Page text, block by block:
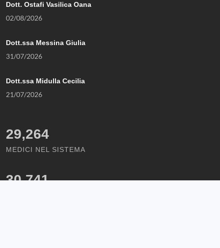
Dott. Ostafi Vasilica Oana
02/08/2026
Dott.ssa Messina Giulia
31/07/2026
Dott.ssa Midulla Cecilia
21/07/2026
29,264
MEDICI NEL SISTEMA
30,741